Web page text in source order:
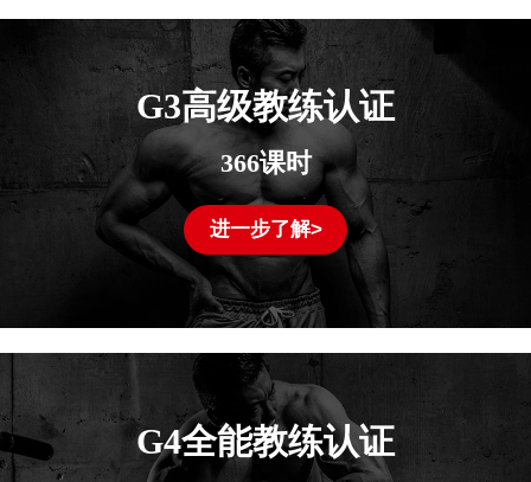
G3高级教练认证
366课时
进一步了解>
G4全能教练认证